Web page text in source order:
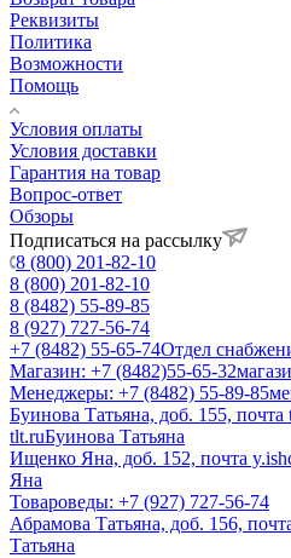
Реквизиты
Политика
Возможности
Помощь
Условия оплаты
Условия доставки
Гарантия на товар
Вопрос-ответ
Обзоры
Подписаться на рассылку
8 (800) 201-82-10
8 (800) 201-82-10
8 (8482) 55-89-85
8 (927) 727-56-74
+7 (8482) 55-65-74Отдел
Магазин: +7 (8482)55-65-32
Менеджеры: +7 (8482) 55-89-85
Буинова Татьяна, доб. 155,
tlt.ruБуинова Татьяна
Ищенко Яна, доб. 152, почта
Яна
Товароведы: +7 (927) 727-56-74
Абрамова Татьяна, доб. 156,
Татьяна